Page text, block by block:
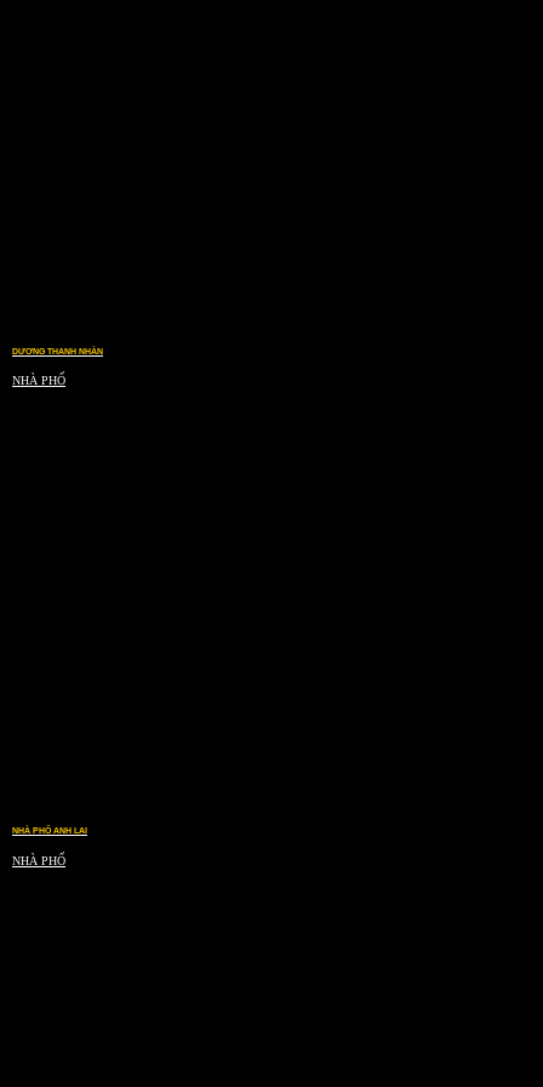
DƯƠNG THANH NHÀN
NHÀ PHỐ
NHÀ PHỐ ANH LAI
NHÀ PHỐ